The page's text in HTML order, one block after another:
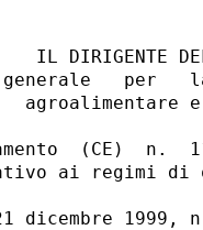
IL DIRIGENTE
per
agroalimentare
(CE)  n.
ai regimi
dicembre 1999,